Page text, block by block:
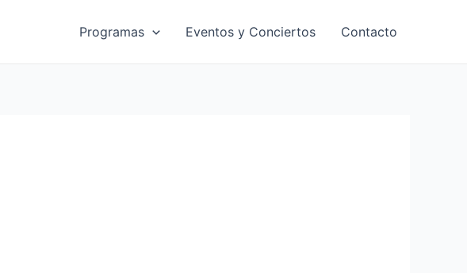
Programas Eventos y Conciertos Contacto